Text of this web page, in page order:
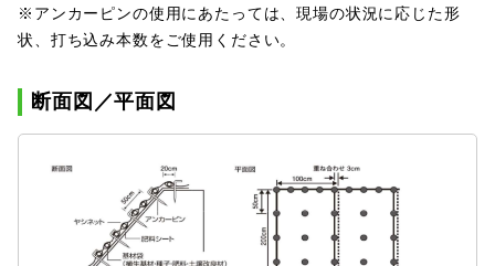
※アンカーピンの使用にあたっては、現場の状況に応じた形
状、打ち込み本数をご使用ください。
断面図／平面図